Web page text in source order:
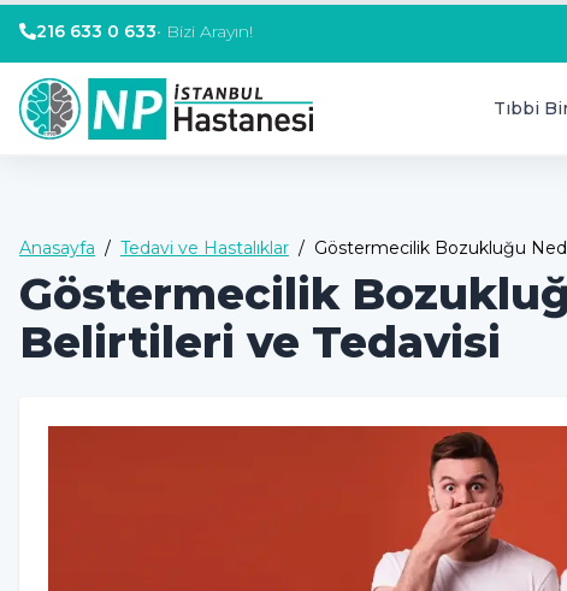
216 633 0 633• Bizi Arayın!
Tıbbi
Anasayfa / Tedavi ve Hastalıklar / Göstermecilik Bozukluğu
Göstermecilik
Belirtileri ve Tedavisi